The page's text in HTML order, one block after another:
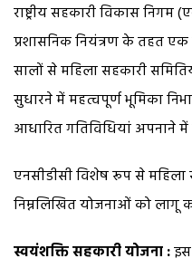
राष्ट्रीय सहकारी विकास निगम
प्रशासनिक नियंत्रण के तहत
सालों से महिला सहकारी
सुधारने में महत्वपूर्ण भूमिका
आधारित गतिविधियां अपनाने
एनसीडीसी विशेष रूप से
निम्नलिखित योजनाओं को लागू
स्वयंशक्ति सहकारी योजना :